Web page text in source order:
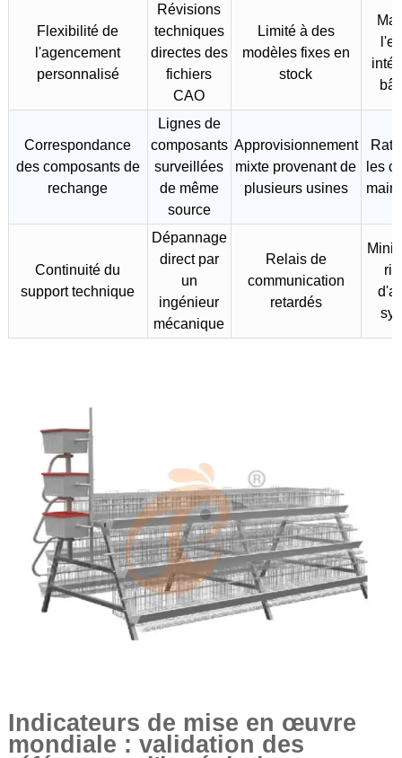
Flexibilité de
l'agencement
personnalisé
Révisions
techniques
directes des
fichiers
CAO
Limité à des
modèles fixes en
stock
Correspondance
des composants de
rechange
Lignes de
composants
surveillées
de même
source
Approvisionnement
mixte provenant de
plusieurs usines
les
Continuité du
support technique
Dépannage
direct par
un
ingénieur
mécanique
Relais de
communication
retardés
Indicateurs de mise en œuvre
mondiale : validation des